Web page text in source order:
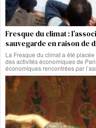
Fresque du climat :
sauvegarde en raison de
La Fresque du climat a été
des activités économiques de
économiques rencontrées par